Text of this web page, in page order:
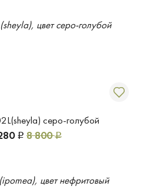
серо-голубой
Р 8 800Р